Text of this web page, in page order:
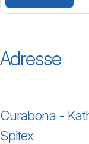
Adresse
Curabona -
Spitex